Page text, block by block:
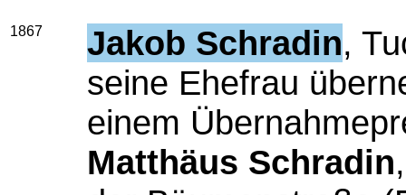
1867 Jakob Schradin,
seine Ehefrau
einem
Matthäus Schradin